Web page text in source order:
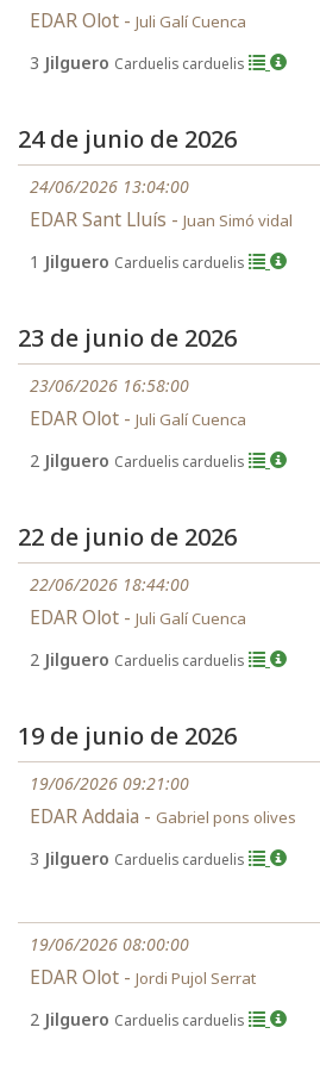
EDAR Olot - Juli Galí Cuenca
3 Jilguero Carduelis carduelis
24 de junio de 2026
24/06/2026 13:04:00
EDAR Sant Lluís - Juan Simó vidal
1 Jilguero Carduelis carduelis
23 de junio de 2026
23/06/2026 16:58:00
EDAR Olot - Juli Galí Cuenca
2 Jilguero Carduelis carduelis
22 de junio de 2026
22/06/2026 18:44:00
EDAR Olot - Juli Galí Cuenca
2 Jilguero Carduelis carduelis
19 de junio de 2026
19/06/2026 09:21:00
EDAR Addaia - Gabriel pons olives
3 Jilguero Carduelis carduelis
19/06/2026 08:00:00
EDAR Olot - Jordi Pujol Serrat
2 Jilguero Carduelis carduelis